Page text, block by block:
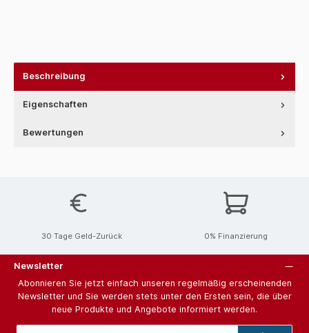
Beschreibung
Eigenschaften
Bewertungen
30 Tage Geld-Zurück 0% Finanzierung
Newsletter
Abonnieren Sie jetzt einfach unseren regelmäßig erscheinenden
Newsletter und Sie werden stets unter den Ersten sein, die über
neue Produkte und Angebote informiert werden.